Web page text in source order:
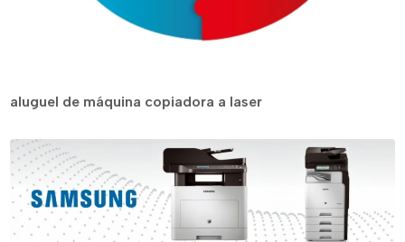
aluguel de máquina copiadora a laser